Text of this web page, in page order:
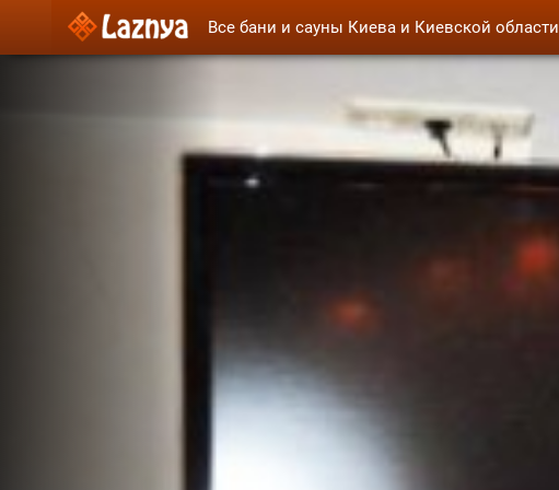
Все бани и сауны Киева и Киевской области